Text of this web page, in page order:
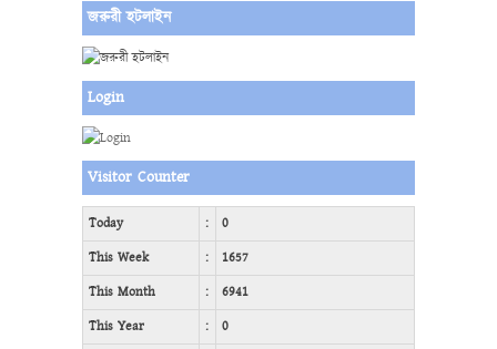
জরুরী হটলাইন
Login
Visitor Counter
Today :
0
This Week
:
1657
This Month
:
6941
This Year
:
0